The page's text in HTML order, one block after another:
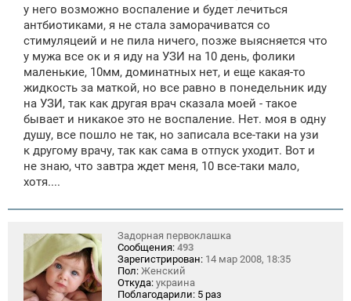
у него возможно воспаление и будет лечиться
антбиотиками, я не стала заморачиватся со
стимуляцеий и не пила ничего, позже выясняется что
у мужа все ок и я иду на УЗИ на 10 день, фолики
маленькие, 10мм, доминатных нет, и еще какая-то
жидкость за маткой, но все равно в понедельник иду
на УЗИ, так как другая врач сказала моей - такое
бывает и никакое это не воспаление. Нет. моя в одну
душу, все пошло не так, но записала все-таки на узи
к другому врачу, так как сама в отпуск уходит. Вот и
не знаю, что завтра ждет меня, 10 все-таки мало,
хотя....
Задорная первоклашка
Сообщения: 493
Зарегистрирован: 14 мар 2008, 18:35
Пол: Женский
Откуда: украина
Поблагодарили: 5 раз